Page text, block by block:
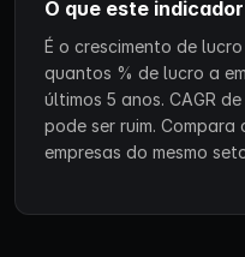
O que este
É o crescimento de
quantos % de lucro a
últimos 5 anos. CAGR
pode ser ruim. Compara
empresas do mesmo